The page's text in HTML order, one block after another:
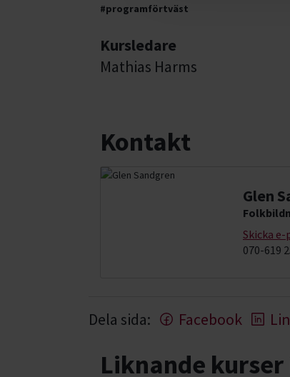
#programförtväst
Kursledare
Mathias Harms
Kontakt
Glen
Skicka
070-619
Dela sida: Facebook
Liknande